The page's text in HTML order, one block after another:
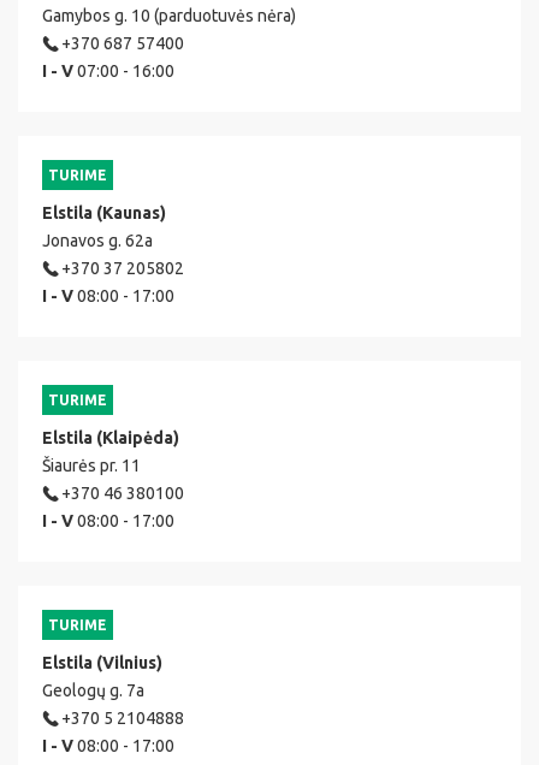
Gamybos g. 10 (parduotuvės nėra)
+370 687 57400
I - V07:00 - 16:00
TURIME
Elstila (Kaunas)
Jonavos g. 62a
+370 37 205802
I - V08:00 - 17:00
TURIME
Elstila (Klaipėda)
Šiaurės pr. 11
+370 46 380100
I - V08:00 - 17:00
TURIME
Elstila (Vilnius)
Geologų g. 7a
+370 5 2104888
I - V08:00 - 17:00